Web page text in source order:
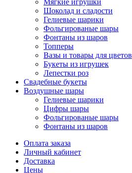
Мягкие игрушки
Шоколад и сладости
Гелиевые шарики
Фольгированые шары
Фонтаны из шаров
Топперы
Вазы и товары для цветов
Букеты из игрушек
Лепестки роз
Свадебные букеты
Воздушные шары
Гелиевые шарики
Цифры шары
Фольгированые шары
Фонтаны из шаров
Оплата заказа
Личный кабинет
Доставка
Цены